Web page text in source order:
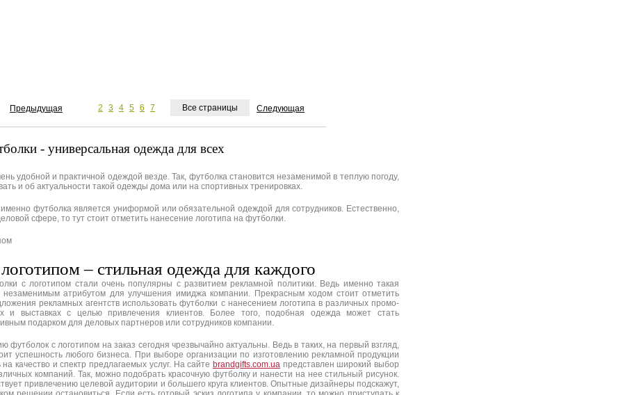
Предыдущая 2 3 4 5 6 7 Все страницы Следующая
- универсальная одежда для всех
удобной и практичной одеждой везде. Так, футболка становится незаменимой в теплую погоду,
и об актуальности такой одежды дома или на спортивных тренировках.
футболка является униформой или обязательной одеждой для сотрудников. Естественно,
сфере, то тут стоит отметить нанесение логотипа на футболки.
– стильная одежда для каждого
с логотипом стали очень популярны с развитием рекламной политики. Ведь именно такая
незаменимым атрибутом для улучшения имиджа компании. Прекрасным ходом стоит отметить
рекламных агентств использовать футболки с нанесением логотипа в различных промо-
и выставках с целью привлечения клиентов. Более того, подобная одежда может стать
подарком для деловых партнеров или сотрудников компании.
футболок с логотипом на заказ сегодня чрезвычайно актуальны. Ведь в таких, на первый взгляд,
успешность любого бизнеса. При выборе организации по изготовлению рекламной продукции
качество и спектр предлагаемых услуг. На сайте brandgifts.com.uaпредставлен широкий выбор
компаний. Так, можно подобрать красочную футболку и нанести на нее стильный рисунок.
привлечению целевой аудитории и большего круга клиентов. Опытные дизайнеры подскажут,